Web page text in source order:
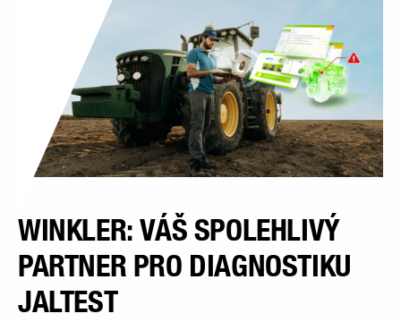
WINKLER: VÁŠ SPOLEHLIVÝ
PARTNER PRO DIAGNOSTIKU
JALTEST